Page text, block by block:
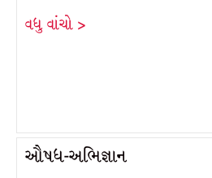
વધુ વાંચો >
ઔષધ-અભિજ્ઞાન